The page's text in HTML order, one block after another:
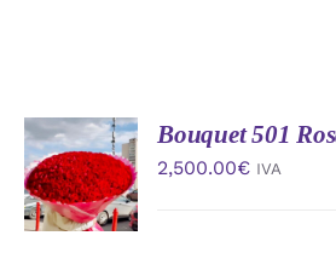
AÑADIR
AL
CARRITO
/
DETALLES
Bouquet 501
2,500.00€ IVA